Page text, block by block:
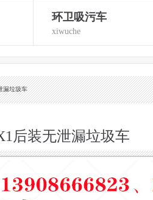
环卫吸污车
xiwuche
漏垃圾车
后装无泄漏垃圾车